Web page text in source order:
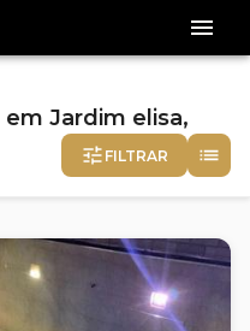
em Jardim elisa,
FILTRAR